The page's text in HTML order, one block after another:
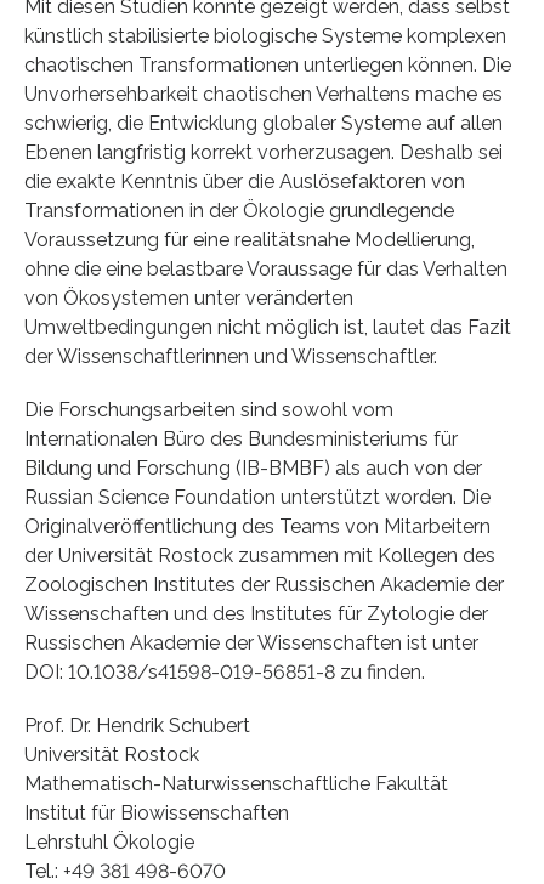
Mit diesen Studien konnte gezeigt werden, dass selbst
künstlich stabilisierte biologische Systeme komplexen
chaotischen Transformationen unterliegen können. Die
Unvorhersehbarkeit chaotischen Verhaltens mache es
schwierig, die Entwicklung globaler Systeme auf allen
Ebenen langfristig korrekt vorherzusagen. Deshalb sei
die exakte Kenntnis über die Auslösefaktoren von
Transformationen in der Ökologie grundlegende
Voraussetzung für eine realitätsnahe Modellierung,
ohne die eine belastbare Voraussage für das Verhalten
von Ökosystemen unter veränderten
Umweltbedingungen nicht möglich ist, lautet das Fazit
der Wissenschaftlerinnen und Wissenschaftler.
Die Forschungsarbeiten sind sowohl vom
Internationalen Büro des Bundesministeriums für
Bildung und Forschung (IB-BMBF) als auch von der
Russian Science Foundation unterstützt worden. Die
Originalveröffentlichung des Teams von Mitarbeitern
der Universität Rostock zusammen mit Kollegen des
Zoologischen Institutes der Russischen Akademie der
Wissenschaften und des Institutes für Zytologie der
Russischen Akademie der Wissenschaften ist unter
DOI: 10.1038/s41598-019-56851-8 zu finden.
Prof. Dr. Hendrik Schubert
Universität Rostock
Mathematisch-Naturwissenschaftliche Fakultät
Institut für Biowissenschaften
Lehrstuhl Ökologie
Tel.: +49 381 498-6070